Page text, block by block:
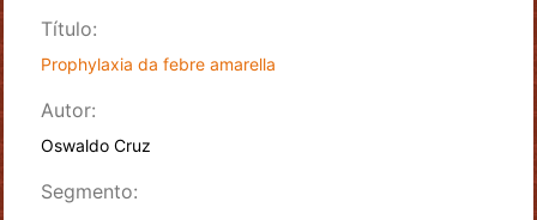
Título:
Prophylaxia da febre amarella
Autor:
Oswaldo Cruz
Segmento: